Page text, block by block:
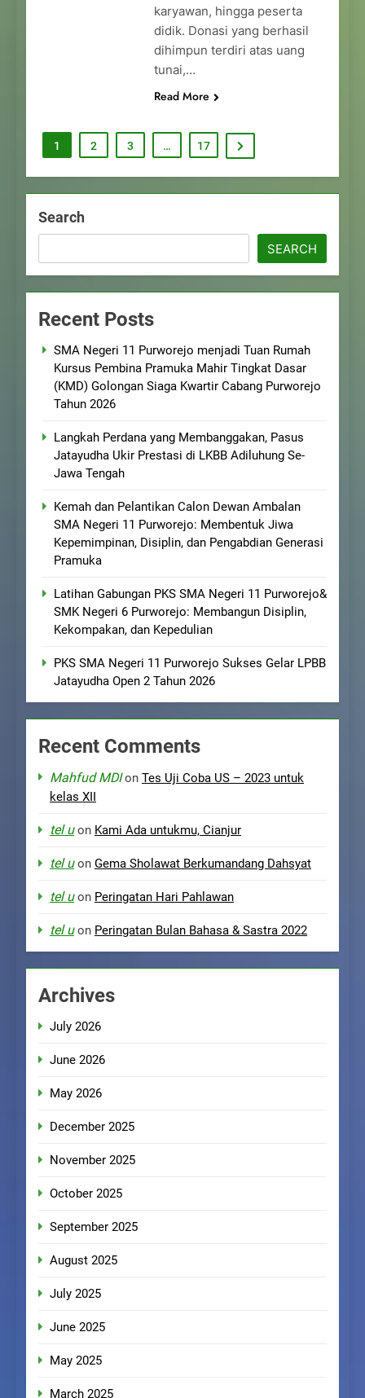
karyawan, hingga peserta
didik. Donasi yang berhasil
dihimpun terdiri atas uang
tunai,…
Read More
1 2 3 … 17
Search
SEARCH
Recent Posts
SMA Negeri 11 Purworejo menjadi Tuan Rumah
Kursus Pembina Pramuka Mahir Tingkat Dasar
(KMD) Golongan Siaga Kwartir Cabang Purworejo
Tahun 2026
Langkah Perdana yang Membanggakan, Pasus
Jatayudha Ukir Prestasi di LKBB Adiluhung Se-
Jawa Tengah
Kemah dan Pelantikan Calon Dewan Ambalan
SMA Negeri 11 Purworejo: Membentuk Jiwa
Kepemimpinan, Disiplin, dan Pengabdian Generasi
Pramuka
Latihan Gabungan PKS SMA Negeri 11 Purworejo&
SMK Negeri 6 Purworejo: Membangun Disiplin,
Kekompakan, dan Kepedulian
PKS SMA Negeri 11 Purworejo Sukses Gelar LPBB
Jatayudha Open 2 Tahun 2026
Recent Comments
Mahfud MDIon Tes Uji Coba US – 2023 untuk
kelas XII
tel uon Kami Ada untukmu, Cianjur
tel uon Gema Sholawat Berkumandang Dahsyat
tel uon Peringatan Hari Pahlawan
tel uon Peringatan Bulan Bahasa & Sastra 2022
Archives
July 2026
June 2026
May 2026
December 2025
November 2025
October 2025
September 2025
August 2025
July 2025
June 2025
May 2025
March 2025